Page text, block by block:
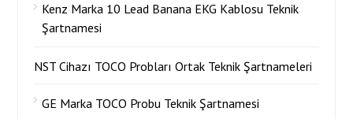
Kenz Marka 10 Lead Banana EKG Kablosu Teknik
Şartnamesi
NST Cihazı TOCO Probları Ortak Teknik Şartnameleri
GE Marka TOCO Probu Teknik Şartnamesi